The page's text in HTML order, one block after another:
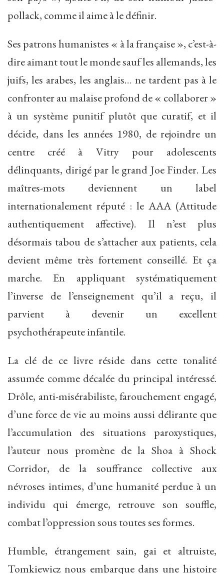
pollack, comme il aime à le définir.
Ses patrons humanistes « à la française », c’est-à-
dire aimant tout le monde sauf les allemands, les
juifs, les arabes, les anglais… ne tardent pas à le
confronter au malaise profond de « collaborer »
à un système punitif plutôt que curatif, et il
décide, dans les années 1980, de rejoindre un
centre créé à Vitry pour adolescents
délinquants, dirigé par le grand Joe Finder. Les
maîtres-mots deviennent un label
internationalement réputé : le AAA (Attitude
authentiquement affective). Il n’est plus
désormais tabou de s’attacher aux patients, cela
devient même très fortement conseillé. Et ça
marche. En appliquant systématiquement
l’inverse de l’enseignement qu’il a reçu, il
parvient à devenir un excellent
psychothérapeute infantile.
La clé de ce livre réside dans cette tonalité
assumée comme décalée du principal intéressé.
Drôle, anti-misérabiliste, farouchement engagé,
d’une force de vie au moins aussi délirante que
l’accumulation des situations paroxystiques,
l’auteur nous promène de la Shoa à Shock
Corridor, de la souffrance collective aux
névroses intimes, d’une humanité perdue à un
individu qui émerge, retrouve son souffle,
combat l’oppression sous toutes ses formes.
Humble, étrangement sain, gai et altruiste,
Tomkiewicz nous embarque dans une histoire